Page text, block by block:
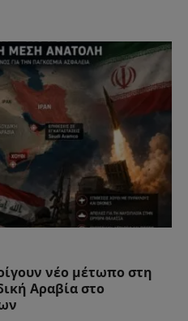
νέο μέτωπο στη
Αραβία στο